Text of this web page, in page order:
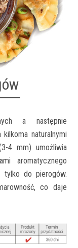
a następnie
naturalnymi
4 mm) umożliwia
aromatycznego
tylko do pierogów.
co daje